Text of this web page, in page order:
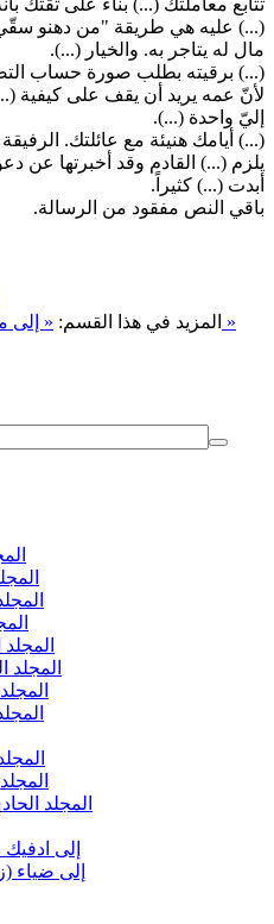
(...) عليه هي طريقة "من دهنو سقّي
مال له يتاجر به. والخيار (...).
(...) برقيته بطلب صورة حساب
لأنّ عمه يريد أن يقف على كيفية
إليّ واحدة (...).
(...) أيامك هنيئة مع عائلتك.
يلزم (...) القادم وقد أخبرتها عن
أبدت (...) كثيراً.
باقي النص مفقود من الرسالة.
المزيد في هذا القسم: « إلى
إلى نعمان ضو 2 »
المجلد
المجلد
المجلد
المجلد
المجلد
المجلد
المجلد
المجلد
المجلد الحادي
إلى ادفيك
إلى ضياء